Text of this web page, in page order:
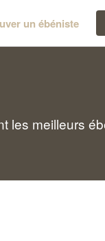
un ébéniste
les meilleurs